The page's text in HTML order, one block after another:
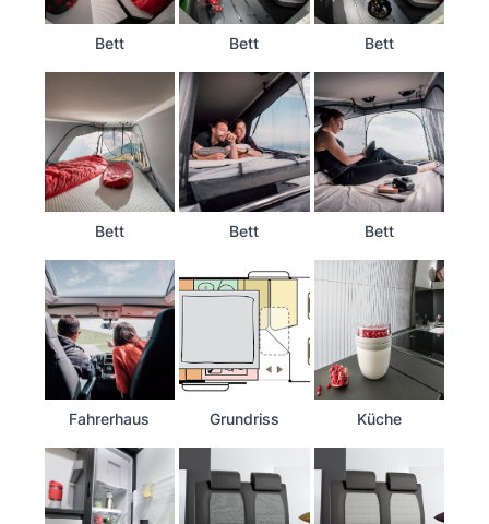
Bett Bett Bett
Bett Bett Bett
Fahrerhaus Grundriss Küche